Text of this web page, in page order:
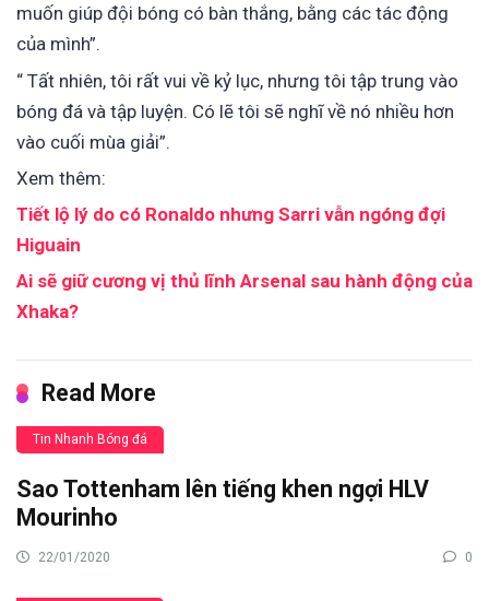
muốn giúp đội bóng có bàn thắng, bằng các tác động
của mình”.
“ Tất nhiên, tôi rất vui về kỷ lục, nhưng tôi tập trung vào
bóng đá và tập luyện. Có lẽ tôi sẽ nghĩ về nó nhiều hơn
vào cuối mùa giải”.
Xem thêm:
Tiết lộ lý do có Ronaldo nhưng Sarri vẫn ngóng đợi
Higuain
Ai sẽ giữ cương vị thủ lĩnh Arsenal sau hành động của
Xhaka?
Read More
Tin Nhanh Bóng đá
Sao Tottenham lên tiếng khen ngợi HLV
Mourinho
22/01/2020 0